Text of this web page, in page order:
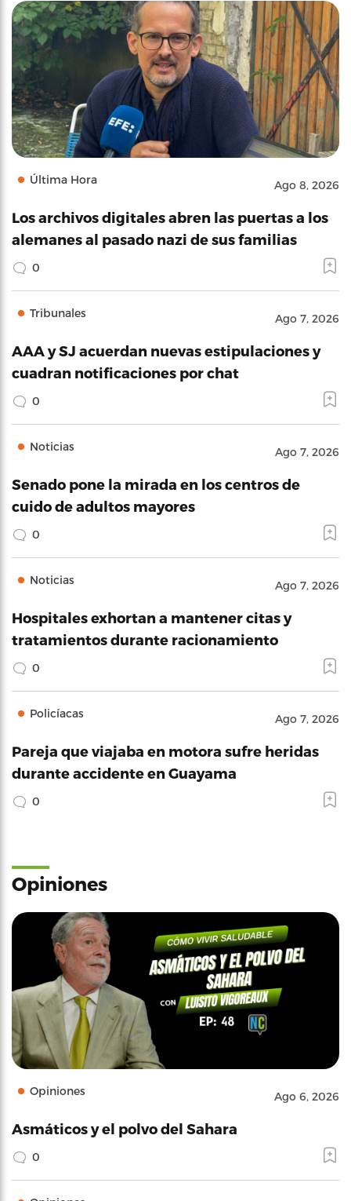
Última Hora Ago 8, 2026
Los archivos digitales abren las puertas a los
alemanes al pasado nazi de sus familias
0
Tribunales Ago 7, 2026
AAA y SJ acuerdan nuevas estipulaciones y
cuadran notificaciones por chat
0
Noticias Ago 7, 2026
Senado pone la mirada en los centros de
cuido de adultos mayores
0
Noticias Ago 7, 2026
Hospitales exhortan a mantener citas y
tratamientos durante racionamiento
0
Policíacas Ago 7, 2026
Pareja que viajaba en motora sufre heridas
durante accidente en Guayama
0
Opiniones
Opiniones Ago 6, 2026
Asmáticos y el polvo del Sahara
0